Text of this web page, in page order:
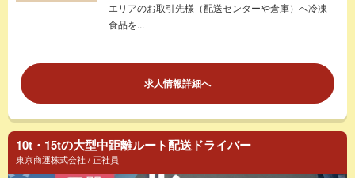
エリアのお取引先様（配送センターや倉庫）へ冷凍
食品を...
求人情報詳細へ
10t・15tの大型中距離ルート配送ドライバー
東京商運株式会社 / 正社員